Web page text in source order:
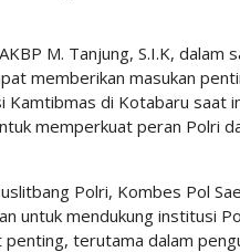
M. Tanjung, S.I.K, dalam
memberikan masukan
Kamtibmas di Kotabaru saat
memperkuat peran Polri
Polri, Kombes Pol
untuk mendukung institusi
penting, terutama dalam